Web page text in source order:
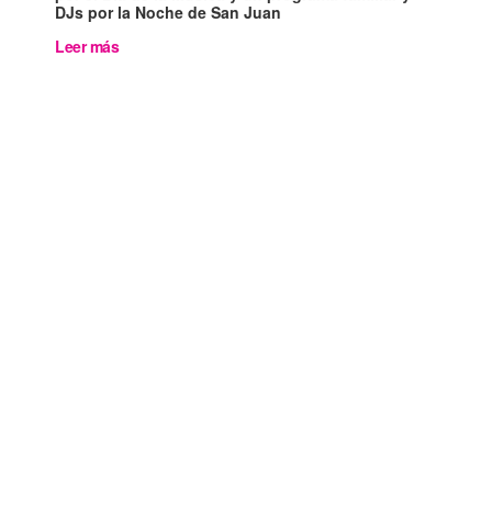
DJs por la Noche de San Juan
Leer más